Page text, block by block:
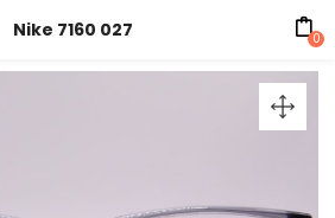
Nike 7160 027 0